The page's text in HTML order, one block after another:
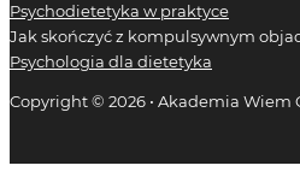
Psychodietetyka w praktyce
Jak skończyć z kompulsywnym
Psychologia dla dietetyka
Copyright © 2026 • Akademia Wiem